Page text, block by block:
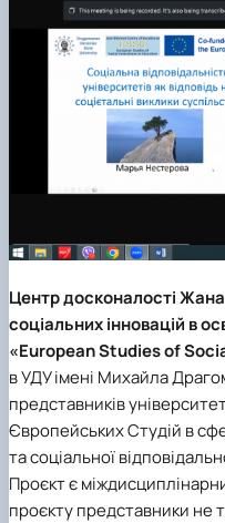
Центр досконалості
соціальних інновацій в
«European Studies of
в УДУ імені Михайла
представників
Європейських Студій в
та соціальної
Проєкт є
проєкту представники не